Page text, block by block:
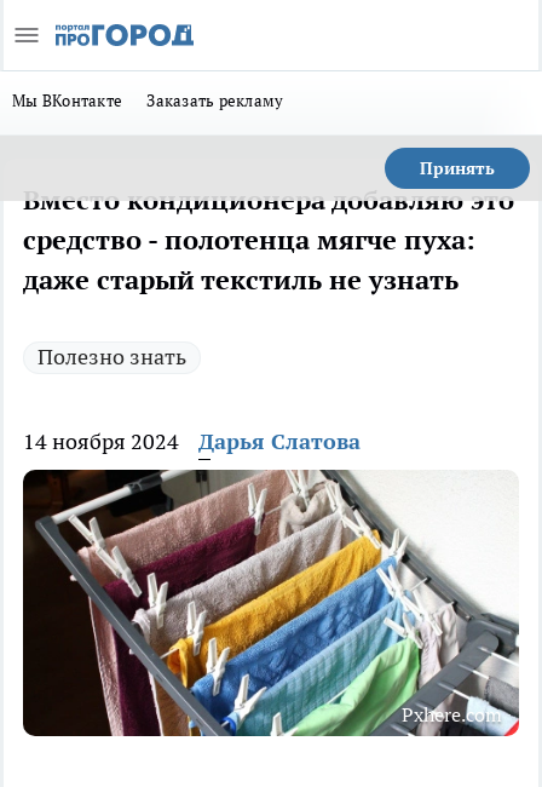
Мы ВКонтакте Заказать рекламу
Принять
Вместо кондиционера добавляю это
средство - полотенца мягче пуха:
даже старый текстиль не узнать
Полезно знать
14 ноября 2024 Дарья Слатова
Pxhere.com